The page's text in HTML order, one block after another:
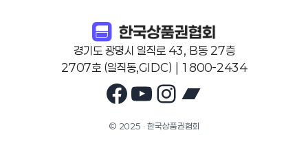
경기도 광명시 일직로 43, B동 27층
2707호 (일직동,GIDC) | 1800-2434
Facebook
YouTube
Instagram
© 2025 · 한국상품권협회